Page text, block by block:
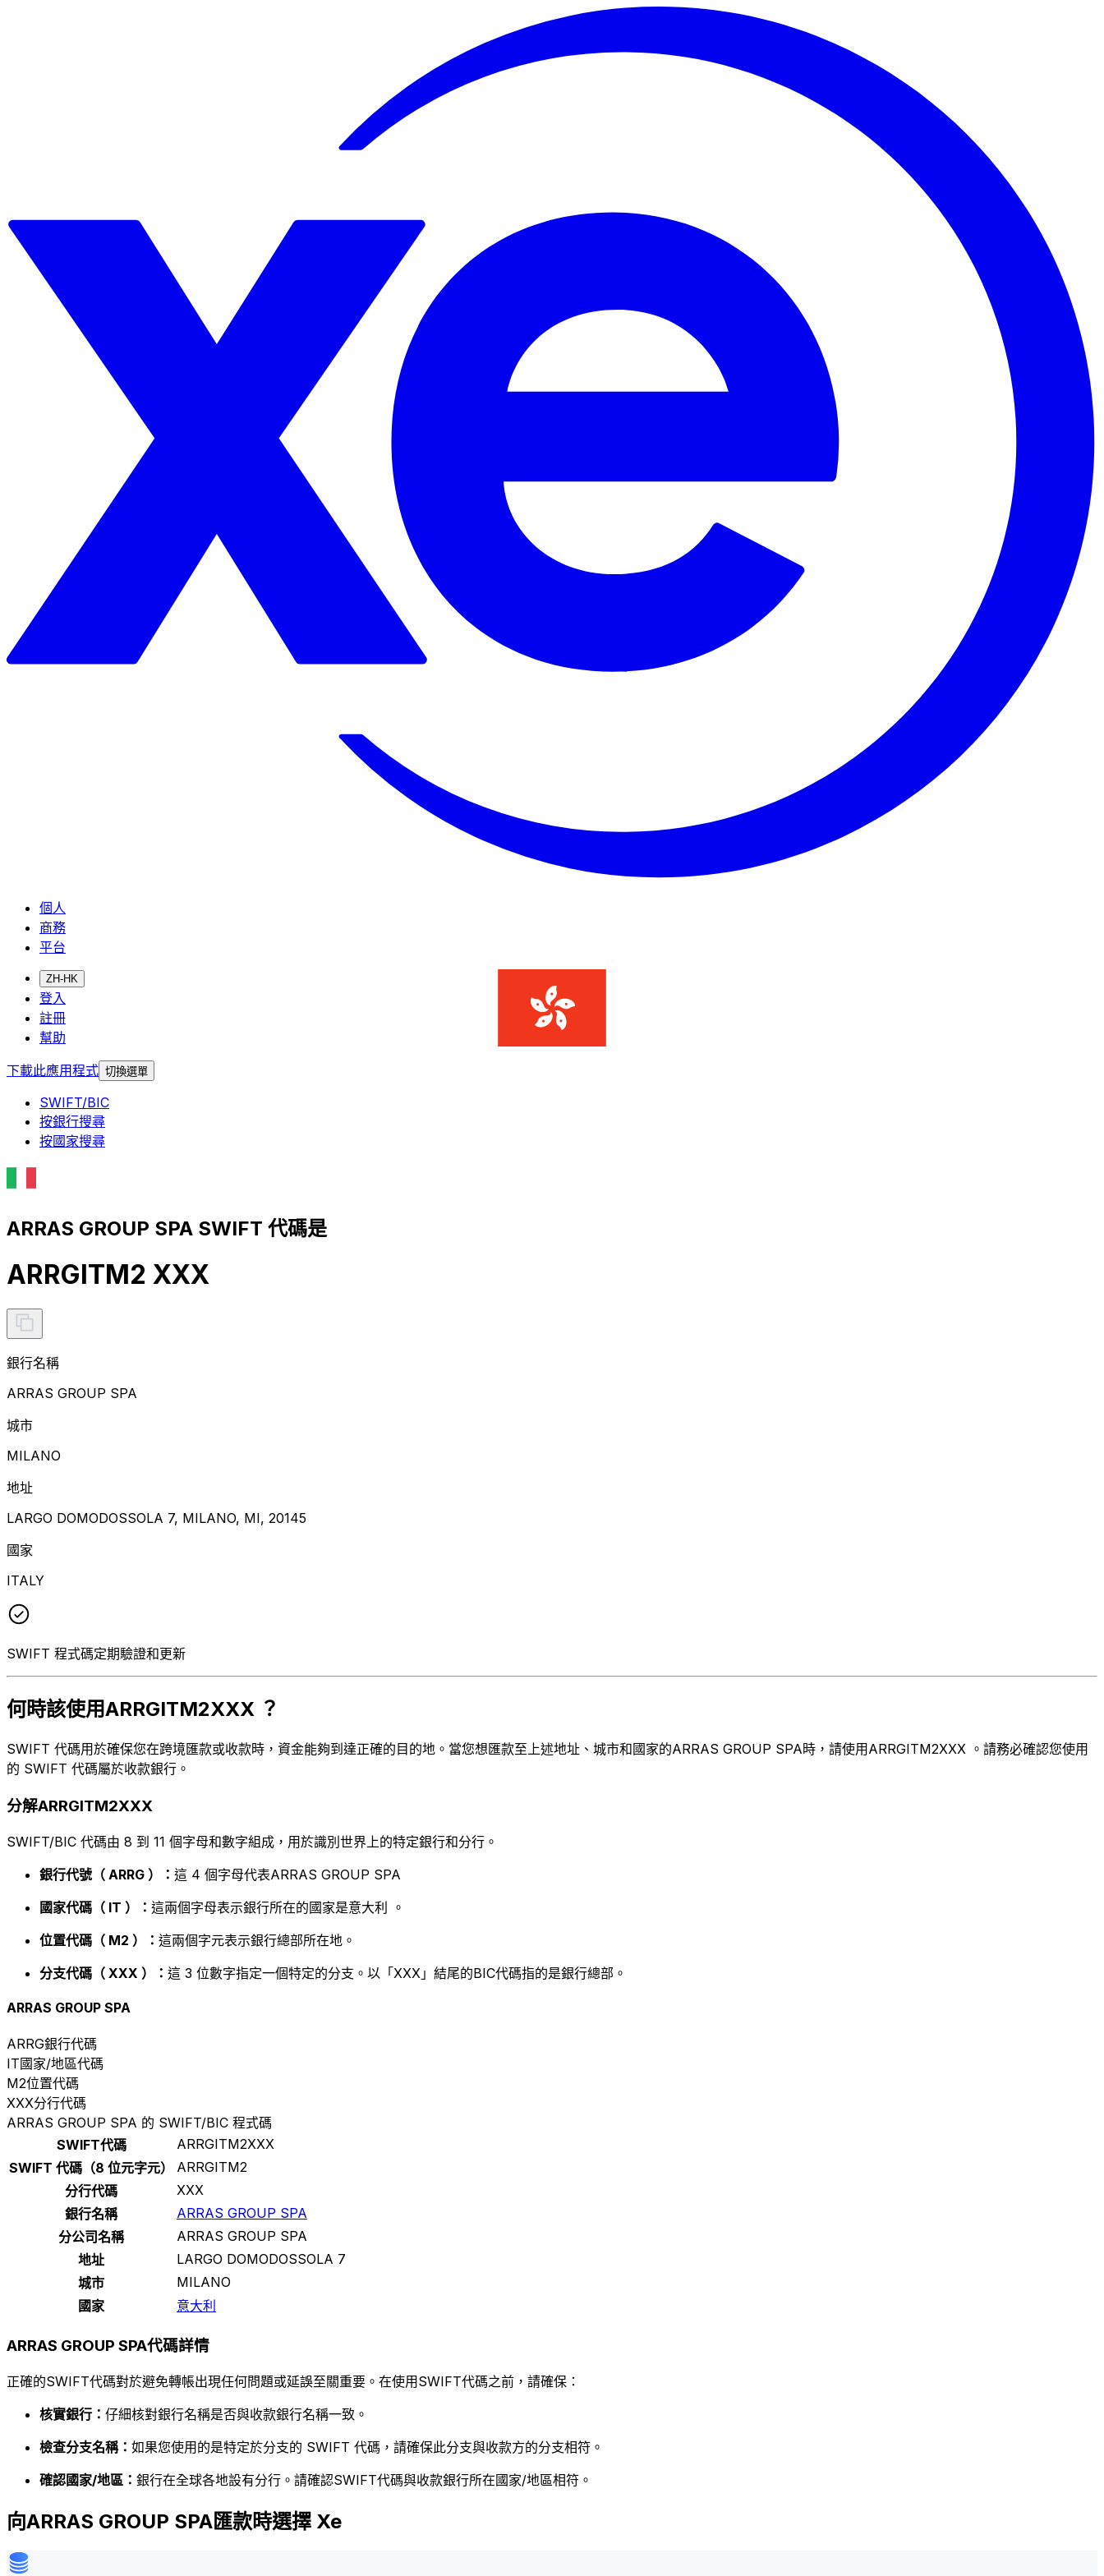
個人
商務
平台
ZH-HK
登入
註冊
幫助
下載此應用程式 切換選單
SWIFT/BIC
按銀行搜尋
按國家搜尋
ARRAS GROUP SPA SWIFT 代碼是
ARRGITM2 XXX
銀行名稱
ARRAS GROUP SPA
城市
MILANO
地址
LARGO DOMODOSSOLA 7, MILANO, MI, 20145
國家
ITALY
SWIFT 程式碼定期驗證和更新
何時該使用ARRGITM2XXX ？
SWIFT 代碼用於確保您在跨境匯款或收款時，資金能夠到達正確的目的地。當您想匯款至上述地址、城市和國家的ARRAS GROUP SPA時，請使用ARRGITM2XXX 。請務必確認您使用
的 SWIFT 代碼屬於收款銀行。
分解ARRGITM2XXX
SWIFT/BIC 代碼由 8 到 11 個字母和數字組成，用於識別世界上的特定銀行和分行。
銀行代號（ ARRG ）： 這 4 個字母代表ARRAS GROUP SPA
國家代碼（ IT ）： 這兩個字母表示銀行所在的國家是意大利 。
位置代碼（ M2 ）： 這兩個字元表示銀行總部所在地。
分支代碼（ XXX ）： 這 3 位數字指定一個特定的分支。以「XXX」結尾的BIC代碼指的是銀行總部。
ARRAS GROUP SPA
ARRG銀行代碼
IT國家/地區代碼
M2位置代碼
XXX分行代碼
ARRAS GROUP SPA 的 SWIFT/BIC 程式碼
SWIFT代碼
ARRGITM2XXX
SWIFT 代碼（8 位元字元）
ARRGITM2
分行代碼
XXX
銀行名稱
ARRAS GROUP SPA
分公司名稱
ARRAS GROUP SPA
地址
LARGO DOMODOSSOLA 7
城市
MILANO
國家
意大利
ARRAS GROUP SPA代碼詳情
正確的SWIFT代碼對於避免轉帳出現任何問題或延誤至關重要。在使用SWIFT代碼之前，請確保：
核實銀行： 仔細核對銀行名稱是否與收款銀行名稱一致。
檢查分支名稱： 如果您使用的是特定於分支的 SWIFT 代碼，請確保此分支與收款方的分支相符。
確認國家/地區： 銀行在全球各地設有分行。請確認SWIFT代碼與收款銀行所在國家/地區相符。
向ARRAS GROUP SPA匯款時選擇 Xe